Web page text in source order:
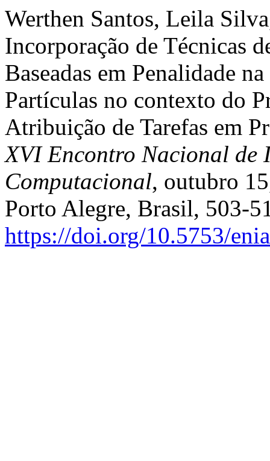
Werthen Santos, Leila
Incorporação de Técnicas
Baseadas em Penalidade
Partículas no contexto do
Atribuição de Tarefas em
XVI Encontro Nacional
Computacional, outubro
Porto Alegre, Brasil, 503-
https://doi.org/10.5753/